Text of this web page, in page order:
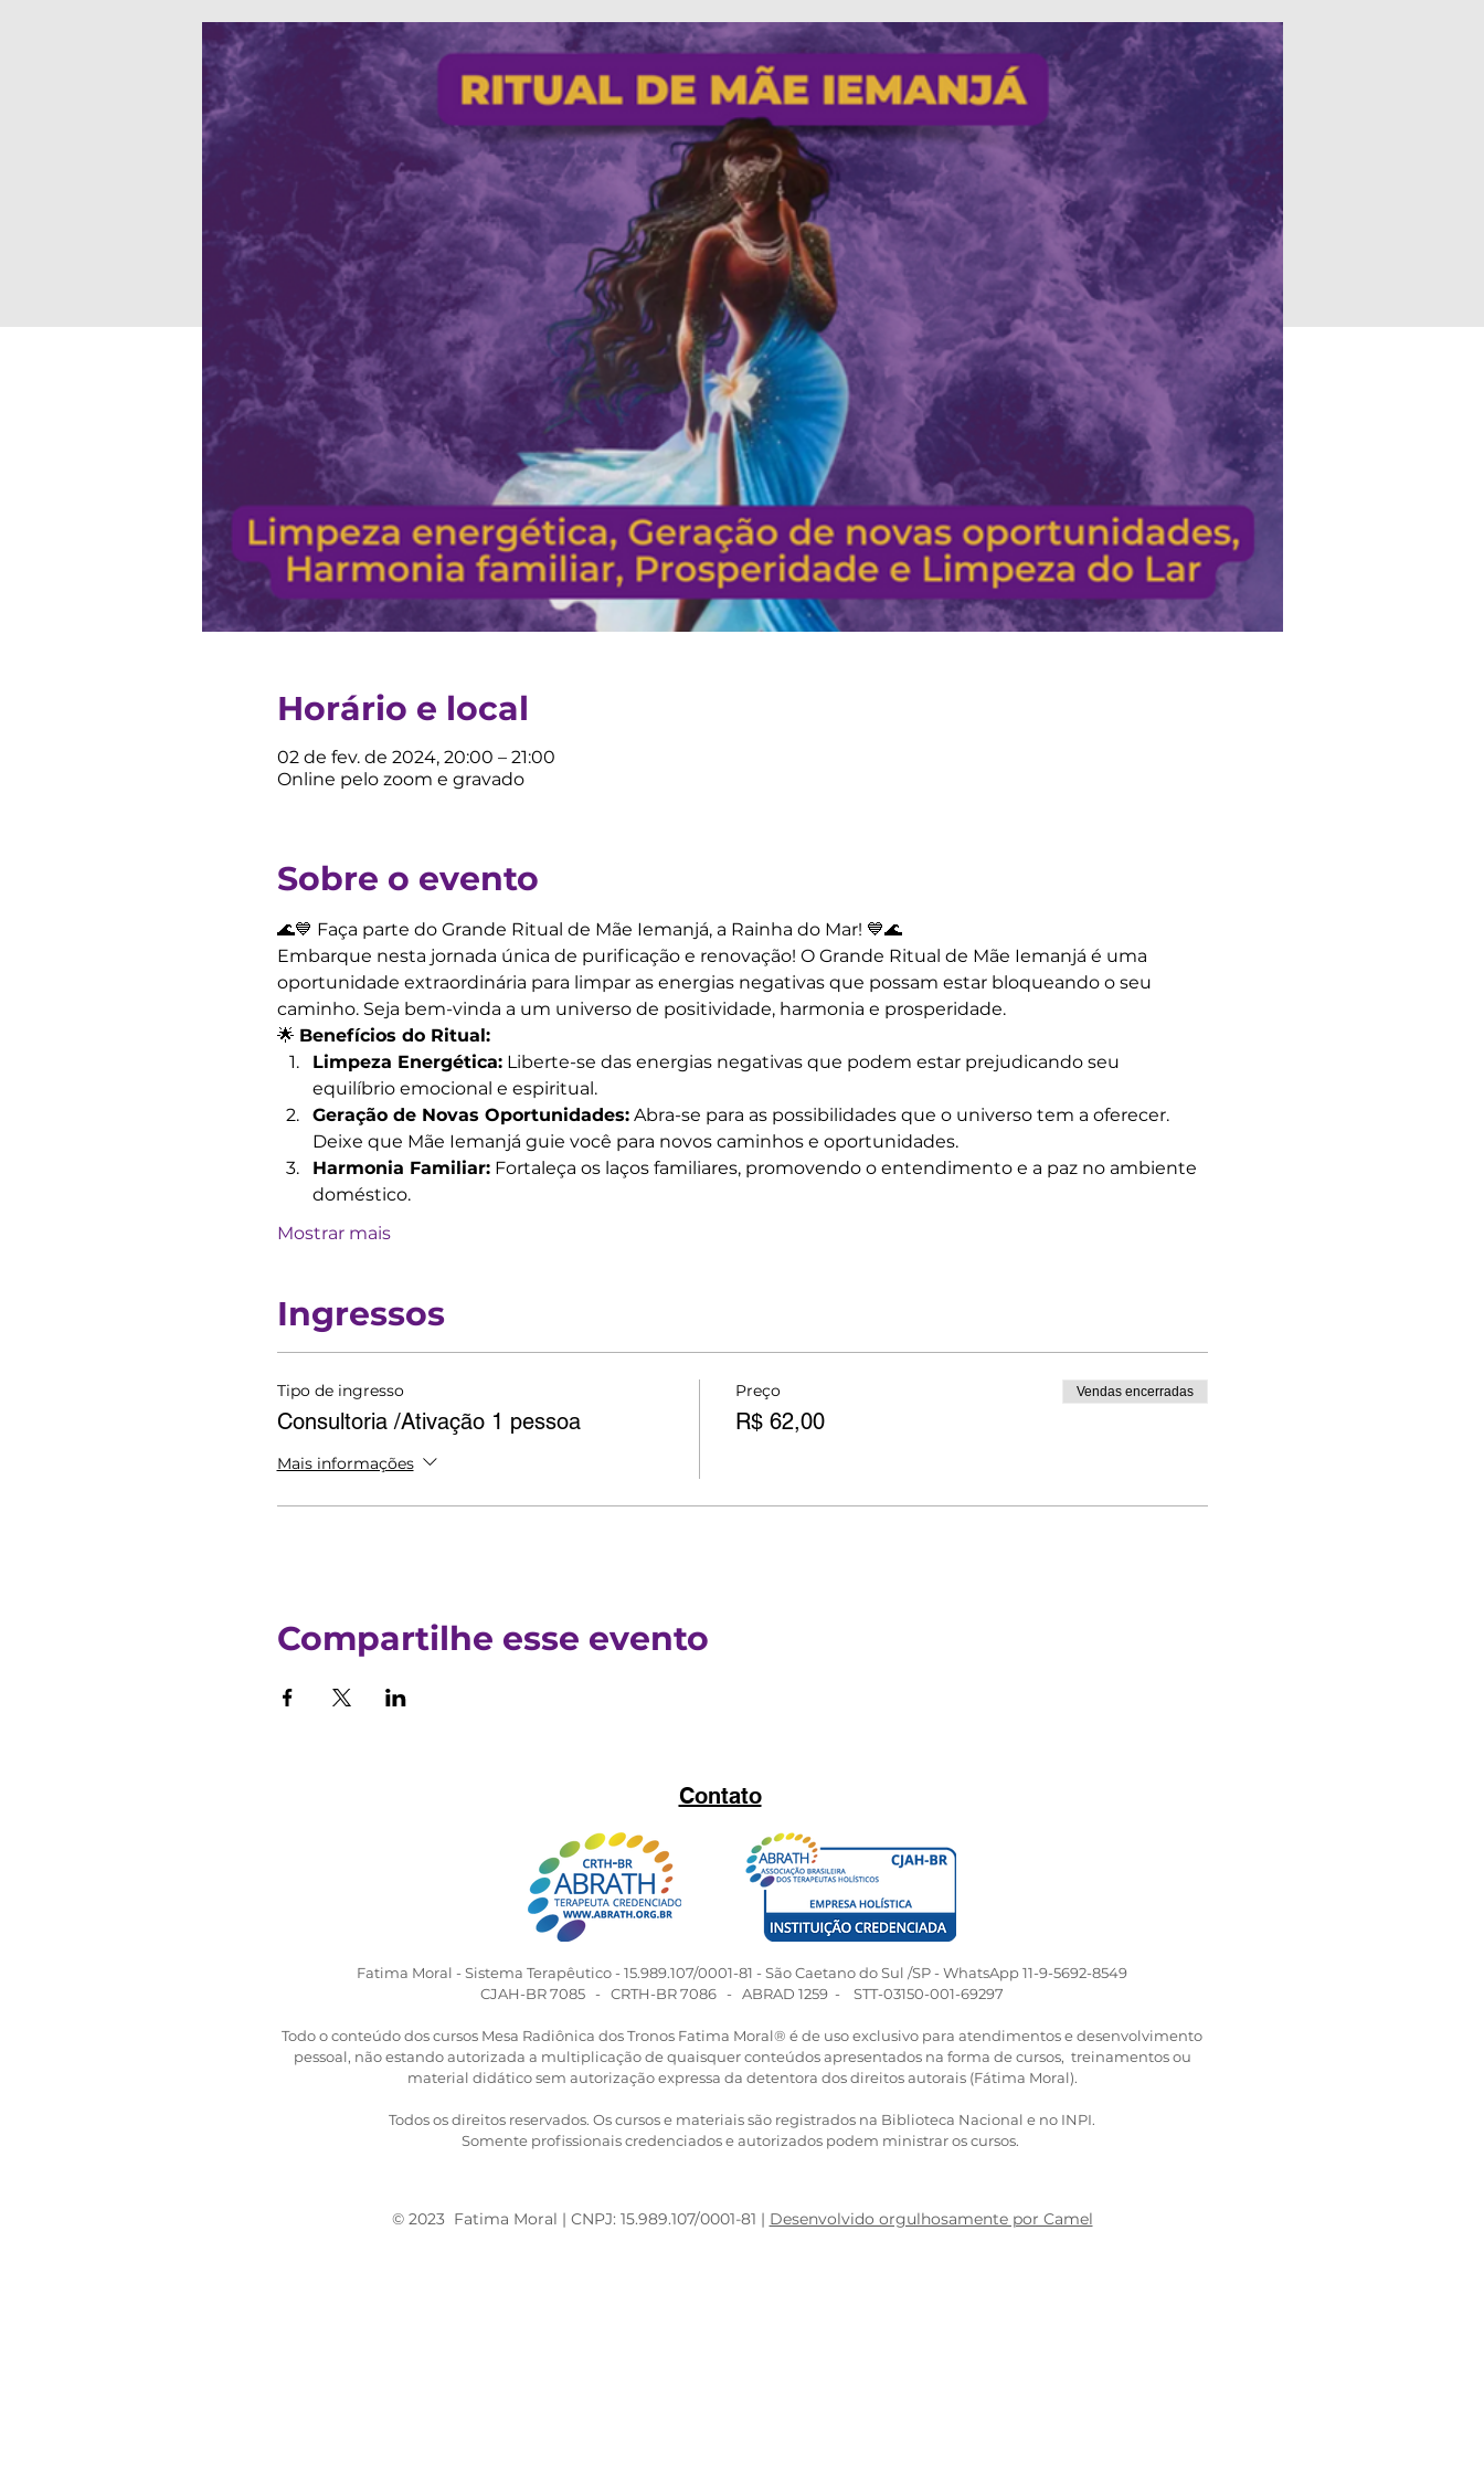
Horário e local
02 de fev. de 2024, 20:00 – 21:00
Online pelo zoom e gravado
Sobre o evento
🌊💙 Faça parte do Grande Ritual de Mãe Iemanjá, a Rainha do Mar! 💙🌊
Embarque nesta jornada única de purificação e renovação! O Grande Ritual de Mãe Iemanjá é uma
oportunidade extraordinária para limpar as energias negativas que possam estar bloqueando o seu
caminho. Seja bem-vinda a um universo de positividade, harmonia e prosperidade.
🌟 Benefícios do Ritual:
Limpeza Energética: Liberte-se das energias negativas que podem estar prejudicando seu
equilíbrio emocional e espiritual.
Geração de Novas Oportunidades: Abra-se para as possibilidades que o universo tem a oferecer.
Deixe que Mãe Iemanjá guie você para novos caminhos e oportunidades.
Harmonia Familiar: Fortaleça os laços familiares, promovendo o entendimento e a paz no ambiente
doméstico.
Mostrar mais
Ingressos
Tipo de ingresso
Consultoria /Ativação 1 pessoa
Mais informações
Preço
R$ 62,00
Vendas encerradas
Compartilhe esse evento
Contato
Fatima Moral - Sistema Terapêutico - 15.989.107/0001-81 - São Caetano do Sul /SP - WhatsApp 11-9-5692-8549
CJAH-BR 7085 - CRTH-BR 7086 - ABRAD 1259 - STT-03150-001-69297
Todo o conteúdo dos cursos Mesa Radiônica dos Tronos Fatima Moral­® é de uso exclusivo para atendimentos e desenvolvimento
​pessoal, não estando autorizada a multiplicação de quaisquer conteúdos apresentados na forma de cursos, treinamentos ou
material didático sem autorização expressa da detentora dos direitos autorais (Fátima Moral).
Todos os direitos reservados. Os cursos e materiais são registrados na Biblioteca Nacional e no INPI.
Somente profissionais credenciados e autorizados podem ministrar os cursos.
© 2023 Fatima Moral | CNPJ: 15.989.107/0001-81 | Desenvolvido orgulhosamente por Camel